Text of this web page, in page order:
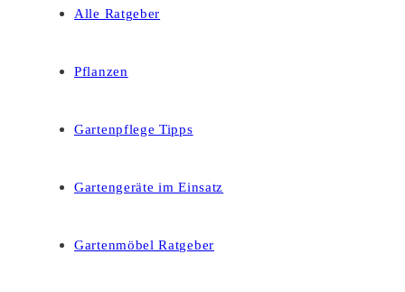
Alle Ratgeber
Pflanzen
Gartenpflege Tipps
Gartengeräte im Einsatz
Gartenmöbel Ratgeber